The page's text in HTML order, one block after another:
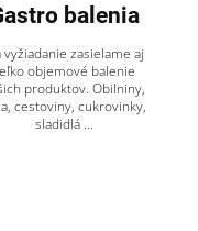
balenia
vyžiadanie zasielame aj
objemové balenie
produktov. Obilniny,
cestoviny, cukrovinky,
sladidlá ...